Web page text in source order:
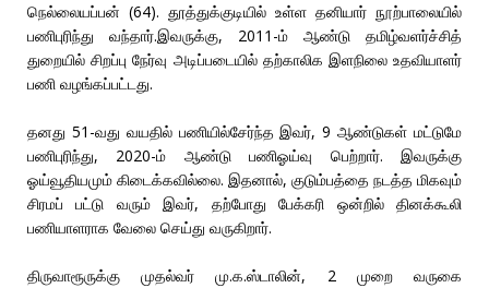
நெல்லையப்பன் (64). தூத்துக்குடியில் உள்ள தனியார் நூற்பாலையில்
பணிபுரிந்து வந்தார்.இவருக்கு, 2011-ம் ஆண்டு தமிழ்வளர்ச்சித்
துறையில் சிறப்பு நேர்வு அடிப்படையில் தற்காலிக இளநிலை உதவியாளர்
பணி வழங்கப்பட்டது.
தனது 51-வது வயதில் பணியில்சேர்ந்த இவர், 9 ஆண்டுகள் மட்டுமே
பணிபுரிந்து, 2020-ம் ஆண்டு பணிஓய்வு பெற்றார். இவருக்கு
ஓய்வூதியமும் கிடைக்கவில்லை. இதனால், குடும்பத்தை நடத்த மிகவும்
சிரமப் பட்டு வரும் இவர், தற்போது பேக்கரி ஒன்றில் தினக்கூலி
பணியாளராக வேலை செய்து வருகிறார்.
திருவாரூருக்கு முதல்வர் மு.க.ஸ்டாலின், 2 முறை வருகை